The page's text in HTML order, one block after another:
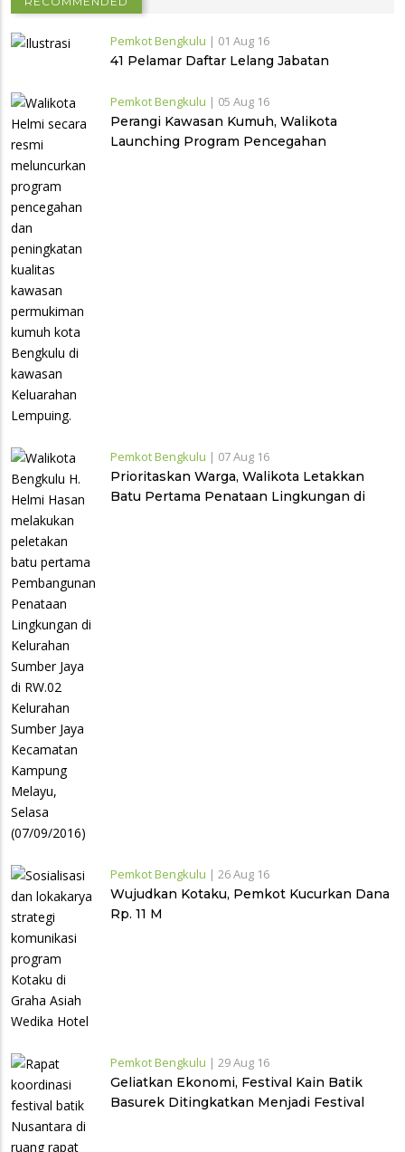
Pemkot Bengkulu | 01 Aug 16
41 Pelamar Daftar Lelang Jabatan
Pemkot Bengkulu | 05 Aug 16
Perangi Kawasan Kumuh, Walikota
Launching Program Pencegahan
Pemkot Bengkulu | 07 Aug 16
Prioritaskan Warga, Walikota Letakkan
Batu Pertama Penataan Lingkungan di
Pemkot Bengkulu | 26 Aug 16
Wujudkan Kotaku, Pemkot Kucurkan Dana
Rp. 11 M
Pemkot Bengkulu | 29 Aug 16
Geliatkan Ekonomi, Festival Kain Batik
Basurek Ditingkatkan Menjadi Festival